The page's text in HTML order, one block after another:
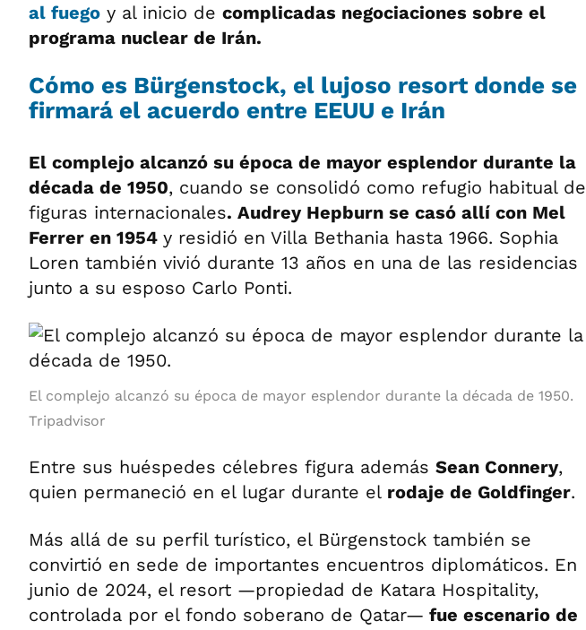
al fuego y al inicio de complicadas negociaciones sobre el
programa nuclear de Irán.
Cómo es Bürgenstock, el lujoso resort donde se
firmará el acuerdo entre EEUU e Irán
El complejo alcanzó su época de mayor esplendor durante la
década de 1950, cuando se consolidó como refugio habitual de
figuras internacionales. Audrey Hepburn se casó allí con Mel
Ferrer en 1954 y residió en Villa Bethania hasta 1966. Sophia
Loren también vivió durante 13 años en una de las residencias
junto a su esposo Carlo Ponti.
El complejo alcanzó su época de mayor esplendor durante la década de 1950.
Tripadvisor
Entre sus huéspedes célebres figura además Sean Connery,
quien permaneció en el lugar durante el rodaje de Goldfinger.
Más allá de su perfil turístico, el Bürgenstock también se
convirtió en sede de importantes encuentros diplomáticos. En
junio de 2024, el resort —propiedad de Katara Hospitality,
controlada por el fondo soberano de Qatar— fue escenario de